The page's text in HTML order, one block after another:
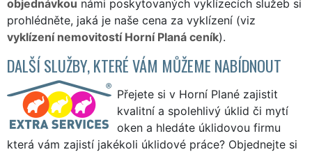
objednávkou námi poskytovaných vyklízecích služeb si
prohlédněte, jaká je naše cena za vyklízení (viz
vyklízení nemovitostí Horní Planá ceník).
DALŠÍ SLUŽBY, KTERÉ VÁM MŮŽEME NABÍDNOUT
Přejete si v Horní Plané zajistit
kvalitní a spolehlivý úklid či mytí
oken a hledáte úklidovou firmu
která vám zajistí jakékoli úklidové práce? Objednejte si